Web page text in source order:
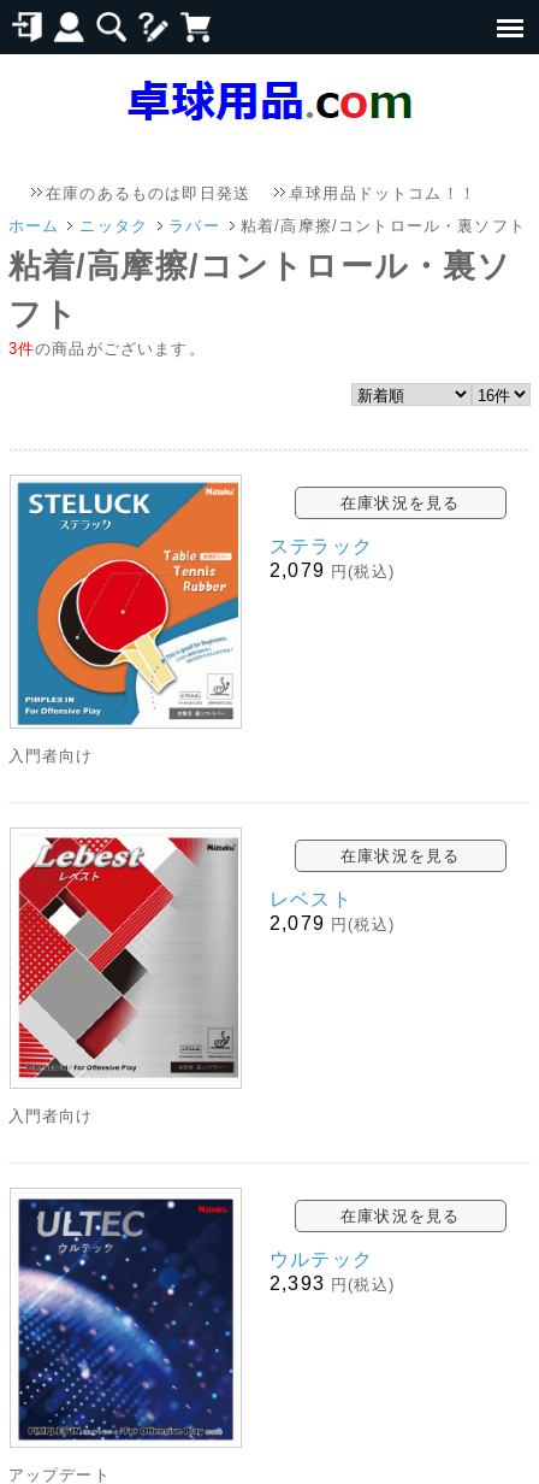
在庫のあるものは即日発送 卓球用品ドットコム！！
ホーム
ニッタク ラバー 粘着/高摩擦/コントロール・裏ソフト
粘着/高摩擦/コントロール・裏ソ
フト
3件の商品がございます。
在庫状況を見る
ステラック
2,079 円(税込)
入門者向け
在庫状況を見る
レベスト
2,079 円(税込)
入門者向け
在庫状況を見る
ウルテック
2,393 円(税込)
アップデート